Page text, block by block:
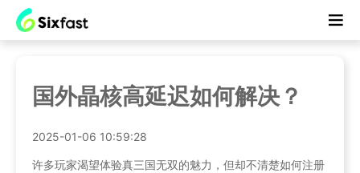
国外晶核高延迟如何解决？
2025-01-06 10:59:28
许多玩家渴望体验真三国无双的魅力，但却不清楚如何注册